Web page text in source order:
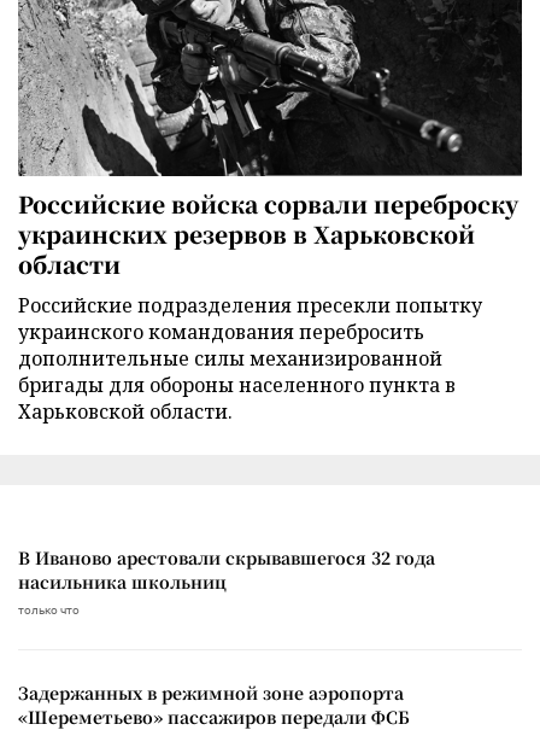
Российские войска сорвали переброску
украинских резервов в Харьковской
области
Российские подразделения пресекли попытку
украинского командования перебросить
дополнительные силы механизированной
бригады для обороны населенного пункта в
Харьковской области.
В Иваново арестовали скрывавшегося 32 года
насильника школьниц
только что
Задержанных в режимной зоне аэропорта
«Шереметьево» пассажиров передали ФСБ